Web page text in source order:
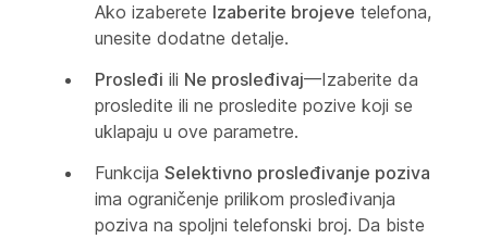
Ako izaberete Izaberite brojeve telefona,
unesite dodatne detalje.
Prosleđi ili Ne prosleđivaj—Izaberite da
prosledite ili ne prosledite pozive koji se
uklapaju u ove parametre.
Funkcija Selektivno prosleđivanje poziva
ima ograničenje prilikom prosleđivanja
poziva na spoljni telefonski broj. Da biste